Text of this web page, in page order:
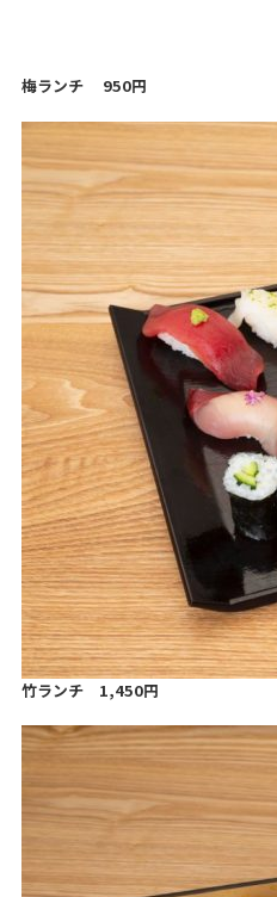
梅ランチ 950円
竹ランチ 1,450円